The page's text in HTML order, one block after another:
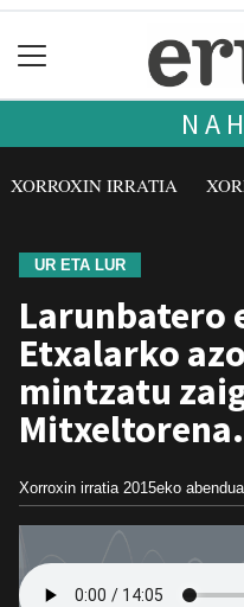
XORROXIN IRRATIA
UR ETA LUR
Larunbatero
Etxalarko
mintzatu
Mitxeltorena.
Xorroxin irratia 2015eko